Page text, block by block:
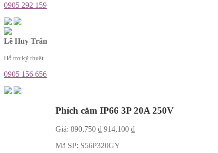
0905 292 159
Lê Huy Trân
Hỗ trợ kỹ thuật
0905 156 656
Phích cắm IP66 3P 20A 250V
Giá: 890,750 ₫ 914,100 ₫
Mã SP: S56P320GY